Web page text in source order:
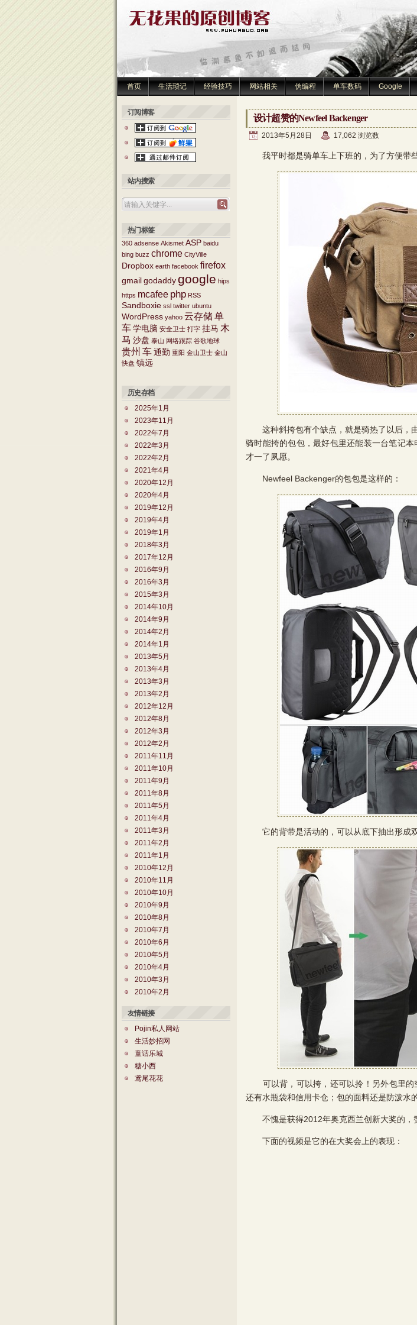
首页 生活琐记 经验技巧 网站相关 伪编程 单车数码 Google
设计超赞的Newfeel Backenger
2013年5月28日 17,062 浏览数
我平时都是骑单车上下班的，为了方便带些
这种斜挎包有个缺点，就是骑热了以后，
骑时能挎的包包，最好包里还能装一台笔记
才一了夙愿。
Newfeel Backenger的包包是这样的：
它的背带是活动的，可以从底下抽出形成双
可以背，可以挎，还可以拎！另外包里的
还有水瓶袋和信用卡仓；包的面料还是防泼水
不愧是获得2012年奥克西兰创新大奖的，
下面的视频是它的在大奖会上的表现：
订阅博客
站内搜索
热门标签
360 adsense Akismet ASP baidu
bing buzz chrome CityVille
Dropbox earth facebook firefox
gmail godaddy google hips
https mcafee php RSS
Sandboxie ssl twitter ubuntu
WordPress yahoo 云存储 单
车 学电脑 安全卫士 打字 挂马 木
马 沙盘 泰山 网络跟踪 谷歌地球
贵州 车 通勤 重阳 金山卫士 金山
快盘 镇远
历史存档
2025年1月
2023年11月
2022年7月
2022年3月
2022年2月
2021年4月
2020年12月
2020年4月
2019年12月
2019年4月
2019年1月
2018年3月
2017年12月
2016年9月
2016年3月
2015年3月
2014年10月
2014年9月
2014年2月
2014年1月
2013年5月
2013年4月
2013年3月
2013年2月
2012年12月
2012年8月
2012年3月
2012年2月
2011年11月
2011年10月
2011年9月
2011年8月
2011年5月
2011年4月
2011年3月
2011年2月
2011年1月
2010年12月
2010年11月
2010年10月
2010年9月
2010年8月
2010年7月
2010年6月
2010年5月
2010年4月
2010年3月
2010年2月
友情链接
Pojin私人网站
生活妙招网
童话乐城
糖小西
鸢尾花花